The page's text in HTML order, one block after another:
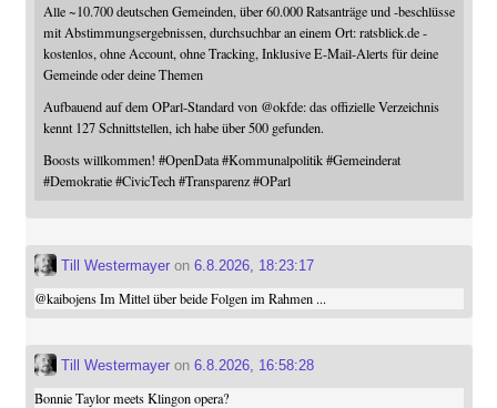
Alle ~10.700 deutschen Gemeinden, über 60.000 Ratsanträge und -beschlüsse
mit Abstimmungsergebnissen, durchsuchbar an einem Ort: ratsblick.de -
kostenlos, ohne Account, ohne Tracking, Inklusive E-Mail-Alerts für deine
Gemeinde oder deine Themen
Aufbauend auf dem OParl-Standard von @okfde: das offizielle Verzeichnis
kennt 127 Schnittstellen, ich habe über 500 gefunden.
Boosts willkommen! #OpenData #Kommunalpolitik #Gemeinderat
#Demokratie #CivicTech #Transparenz #OParl
Till Westermayeron 6.8.2026, 18:23:17
@kaibojensIm Mittel über beide Folgen im Rahmen ...
Till Westermayeron 6.8.2026, 16:58:28
Bonnie Taylor meets Klingon opera?